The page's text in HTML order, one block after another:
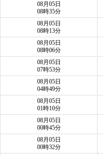
08月05日
08時35分
08月05日
08時13分
08月05日
08時06分
08月05日
07時53分
08月05日
04時49分
08月05日
01時10分
08月05日
00時45分
08月05日
00時32分